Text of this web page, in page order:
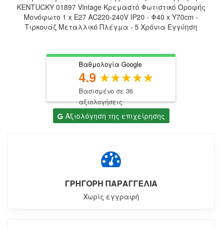
KENTUCKY 01897 Vintage Κρεμαστό Φωτιστικό Οροφής
Μονόφωτο 1 x E27 AC220-240V IP20 - Φ40 x Υ70cm -
Τιρκουάζ Μεταλλικό Πλέγμα - 5 Χρόνια Εγγύηση
Βαθμολογία Google
4.9
Βασισμένο σε 36
αξιολογήσεις
Αξιολόγηση της επιχείρησης
ΓΡΗΓΟΡΗ ΠΑΡΑΓΓΕΛΙΑ
Χωρίς εγγραφή